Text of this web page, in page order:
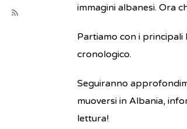
immagini albanesi. Ora
Partiamo con i principali
cronologico.
Seguiranno
muoversi in Albania,
lettura!